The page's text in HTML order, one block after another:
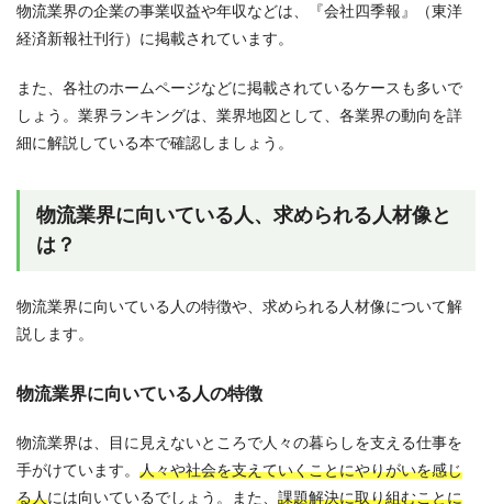
物流業界の企業の事業収益や年収などは、『会社四季報』（東洋
経済新報社刊行）に掲載されています。
また、各社のホームページなどに掲載されているケースも多いで
しょう。業界ランキングは、業界地図として、各業界の動向を詳
細に解説している本で確認しましょう。
物流業界に向いている人、求められる人材像と
は？
物流業界に向いている人の特徴や、求められる人材像について解
説します。
物流業界に向いている人の特徴
物流業界は、目に見えないところで人々の暮らしを支える仕事を
手がけています。 人々や社会を支えていくことにやりがいを感じ
る人には向いているでしょう。また、 課題解決に取り組むことに